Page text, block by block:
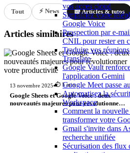
vos acces cloud
Simplifiez votre
Google Voice
Prospection par e-
CNIL pour rester en
Traduire vos
Translate
Google Vault
l'application Gemini
Google Meet passe
Automatisez la
Workspace
Comment la
transformer votre
Gmail s'invite dans
recherche unifiée
Sécurisation des flux
Tout ⚡ News 📖 Articles & tutos
Articles similaires
13 novembre 2025•⏱️ 5 min
Google Sheets et Google Voice : deux
nouveautés majeures pour révolutionner
votre productivité